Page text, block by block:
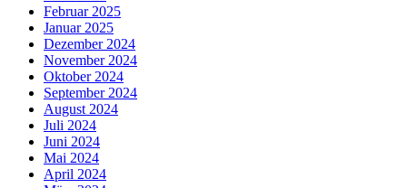
Februar 2025
Januar 2025
Dezember 2024
November 2024
Oktober 2024
September 2024
August 2024
Juli 2024
Juni 2024
Mai 2024
April 2024